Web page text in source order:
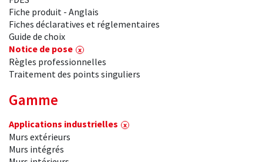
Fiche produit - Anglais
Fiches déclaratives et réglementaires
Guide de choix
Notice de pose
Règles professionnelles
Traitement des points singuliers
Gamme
Applications industrielles
Murs extérieurs
Murs intégrés